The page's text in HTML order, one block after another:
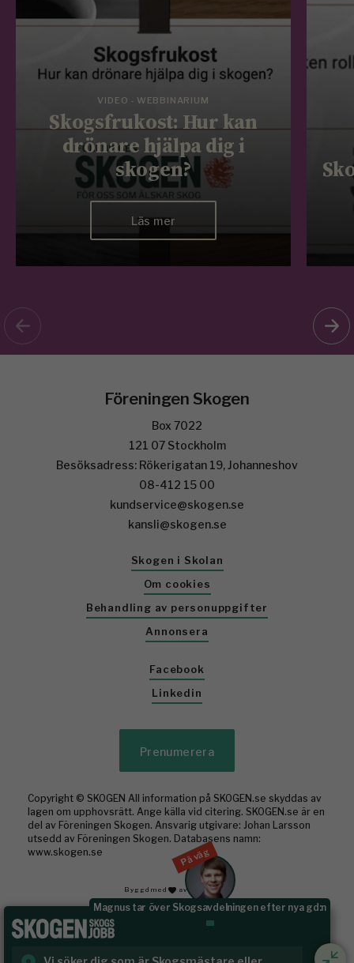
VIDEO - WEBBINARIUM
Skogsfrukost: Hur kan
drönare hjälpa dig i
skogen?
Läs mer
Johan vikar för Emma i norr
Föreningen Skogen
Box 7022
121 07 Stockholm
Besöksadress: Rökerigatan 19, Johanneshov
08-412 15 00
kundservice@skogen.se
kansli@skogen.se
Skogen i Skolan
Om cookies
Behandling av personuppgifter
Annonsera
Facebook
Linkedin
Prenumerera
Copyright © SKOGEN All information på SKOGEN.se skyddas av
lagen om upphovsrätt. Ange källa vid citering. SKOGEN.se är en
del av Föreningen Skogen. Ansvarig utgivare: Johan Larsson
utsedd av Föreningen Skogen. Databasens namn:
www.skogen.se
Byggd med av WonderFour